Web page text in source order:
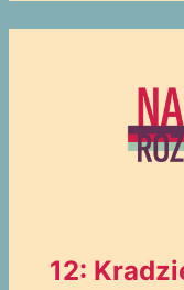
12: